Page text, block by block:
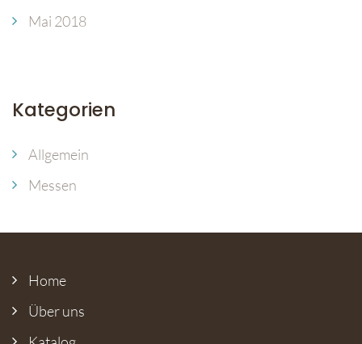
Mai 2018
Kategorien
Allgemein
Messen
Home
Über uns